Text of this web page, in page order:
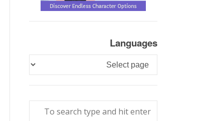
Languages
Languages